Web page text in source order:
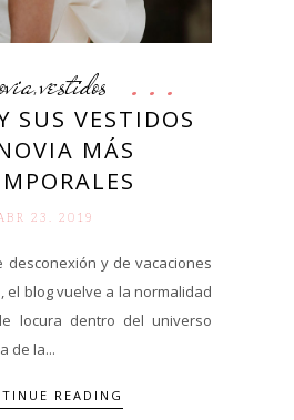
,vestidos
SUS VESTIDOS
MÁS
23. 2019
desconexión y de vacaciones
el blog vuelve a la normalidad
locura dentro del universo
de la...
READING